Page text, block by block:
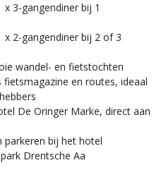
3-gangendiner bij 1
2-gangendiner bij 2 of 3
wandel- en fietstochten
en routes, ideaal
De Oringer Marke, direct aan
parkeren bij het hotel
Drentsche Aa